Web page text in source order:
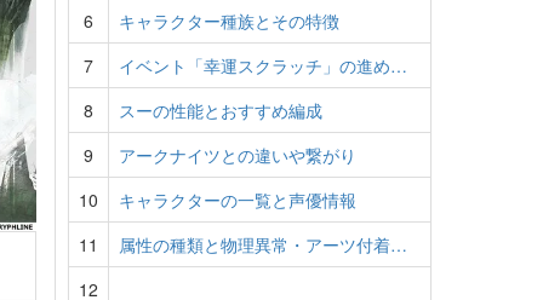
6
キャラクター種族とその特徴
7
イベント「幸運スクラッチ」の進め…
8
スーの性能とおすすめ編成
9
アークナイツとの違いや繋がり
10
キャラクターの一覧と声優情報
11
属性の種類と物理異常・アーツ付着…
12